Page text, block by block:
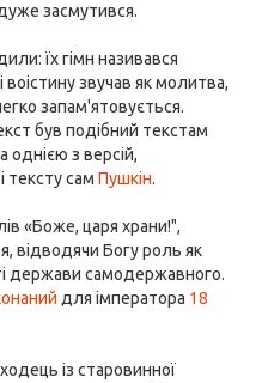
засмутився.
їх гімн називався
звучав як молитва,
запам'ятовується.
був подібний текстам
однією з версій,
тексту сам Пушкін.
«Боже, царя храни!",
відводячи Богу роль як
держави самодержавного.
для імператора 18
із старовинної